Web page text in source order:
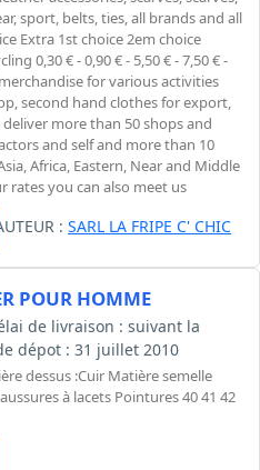
sport, belts, ties, all brands and all
Extra 1st choice 2em choice
0,30 € - 0,90 € - 5,50 € - 7,50 € -
for various activities
second hand clothes for export,
more than 50 shops and
and self and more than 10
Africa, Eastern, Near and Middle
rates you can also meet us
: SARL LA FRIPE C' CHIC
POUR HOMME
de livraison : suivant la
dépot : 31 juillet 2010
dessus :Cuir Matière semelle
à lacets Pointures 40 41 42